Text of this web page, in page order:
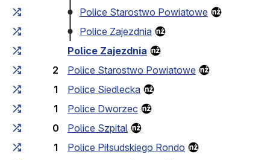
Police Starostwo Powiatowe
Police Zajezdnia
Police Zajezdnia
2
Police Starostwo Powiatowe
1
Police Siedlecka
1
Police Dworzec
0
Police Szpital
1
Police Piłsudskiego Rondo